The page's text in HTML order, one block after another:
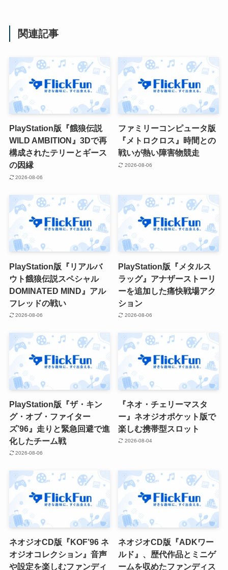
関連記事
PlayStation版『餓狼伝説
WILD AMBITION』3Dで再
構成されたテリーとギース
の因縁
2026-08-06
ファミリーコンピュータ版
『メトロクロス』時間との
戦いが熱い障害物競走
2026-08-06
PlayStation版『リアルバ
ウト餓狼伝説スペシャル
DOMINATED MIND』アル
フレッドの戦い
2026-08-06
PlayStation版『メタルス
ラッグ』アナザーストーリ
ーを追加した痛快戦場アク
ション
2026-08-06
PlayStation版『ザ・キン
グ・オブ・ファイター
ズ’96』走りと緊急回避で進
化したチーム戦
2026-08-06
『ネオ・チェリーマスタ
ー』ネオジオポケット版で
楽しむ携帯型スロット
2026-08-04
ネオジオCD版『KOF’96 ネ
オジオコレクション』音声
や設定を楽しむファンディ
ネオジオCD版『ADKワー
ルド』、歴代作品とミニゲ
ームを収めたファンディス